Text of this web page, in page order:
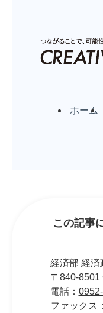
ホーム
この記事
経済部 経済
〒840-8501
電話：
ファックス：